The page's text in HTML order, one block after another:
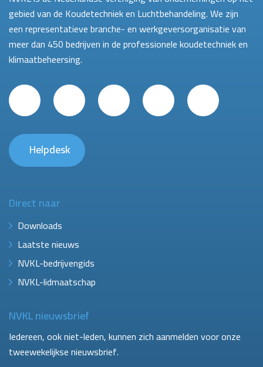
gebied van de Koudetechniek en Luchtbehandeling. We zijn
een representatieve branche- en werkgeversorganisatie van
meer dan 450 bedrijven in de professionele koudetechniek en
klimaatbeheersing.
Helpdesk
Direct naar
Downloads
Laatste nieuws
NVKL-bedrijvengids
NVKL-lidmaatschap
NVKL nieuwsbrief
Iedereen, ook niet-leden, kunnen zich aanmelden voor onze
tweewekelijkse nieuwsbrief.